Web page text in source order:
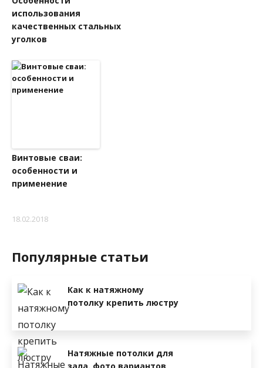
использования
качественных стальных
уголков
Винтовые сваи:
особенности и
применение
18.02.2018
Популярные статьи
Как к натяжному
потолку крепить люстру
Натяжные потолки для